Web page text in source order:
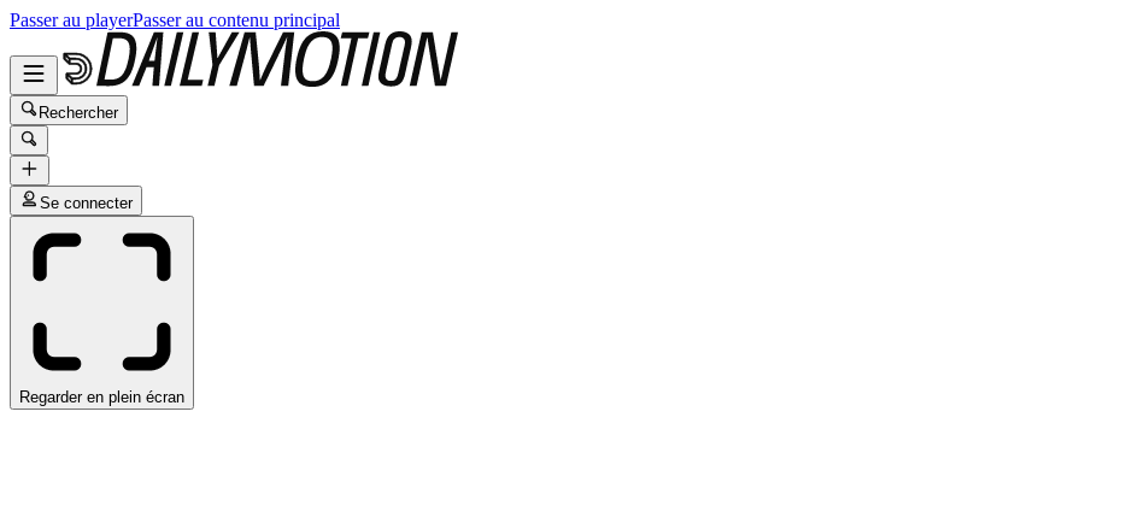
Passer au playerPasser au contenu principal
Rechercher
Se connecter
Regarder en plein écran